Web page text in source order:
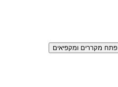
פתח מקררים ומקפיאים